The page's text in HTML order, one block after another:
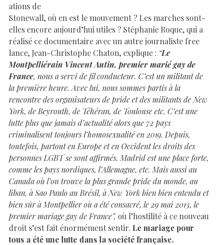
ations de
Stonewall, où en est le mouvement ? Les marches sont-
elles encore aujourd’hui utiles ? Stéphanie Roque, qui a
réalisé ce documentaire avec un autre journaliste free
lance, Jean-Christophe Chaton, explique : “Le
Montpelliérain Vincent Autin, premier marié gay de
France, nous a servi de fil conducteur. C’est un militant de
la première heure. Avec lui, nous sommes partis à la
rencontre des organisateurs de pride et des militants de New
York, de Beyrouth, de Téhéran, de Toulouse etc. C’est une
lutte plus que jamais d’actualité alors que 72 pays
criminalisent toujours l’homosexualité en 2019. Depuis,
toutefois, partout en Europe et en Occident les droits des
personnes LGBT se sont affirmés. Madrid est une place forte,
comme les pays nordiques, l’Allemagne, etc. Mais aussi au
Canada où l’on trouve la plus grande pride du monde, au
liban, à Sao Paulo au Brésil, à New York bien bien entendu et
bien sûr à Montpellier où a été consacré, le 29 mai 2013, le
premier mariage gay de France”, où l’hostilité à ce nouveau
droit s’est fait énormément sentir. Le mariage pour
tous a été une lutte dans la société française.